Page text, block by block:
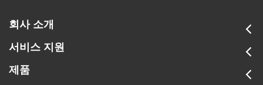
회사 소개
서비스 지원
제품